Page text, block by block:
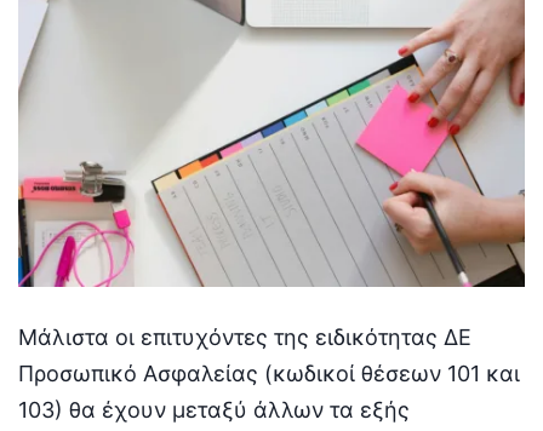
Μάλιστα οι επιτυχόντες της ειδικότητας ΔΕ
Προσωπικό Ασφαλείας (κωδικοί θέσεων 101 και
103) θα έχουν μεταξύ άλλων τα εξής